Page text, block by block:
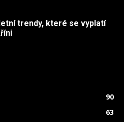
trendy, které se vyplatí
90
63